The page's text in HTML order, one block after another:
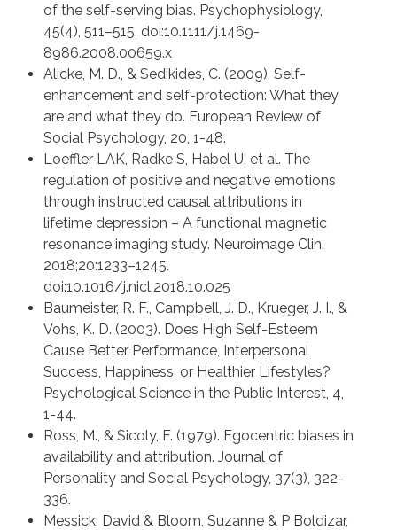
of the self-serving bias. Psychophysiology,
45(4), 511–515. doi:10.1111/j.1469-
8986.2008.00659.x
Alicke, M. D., & Sedikides, C. (2009). Self-
enhancement and self-protection: What they
are and what they do. European Review of
Social Psychology, 20, 1-48.
Loeffler LAK, Radke S, Habel U, et al. The
regulation of positive and negative emotions
through instructed causal attributions in
lifetime depression – A functional magnetic
resonance imaging study. Neuroimage Clin.
2018;20:1233–1245.
doi:10.1016/j.nicl.2018.10.025
Baumeister, R. F., Campbell, J. D., Krueger, J. I., &
Vohs, K. D. (2003). Does High Self-Esteem
Cause Better Performance, Interpersonal
Success, Happiness, or Healthier Lifestyles?
Psychological Science in the Public Interest, 4,
1-44.
Ross, M., & Sicoly, F. (1979). Egocentric biases in
availability and attribution. Journal of
Personality and Social Psychology, 37(3), 322-
336.
Messick, David & Bloom, Suzanne & P Boldizar,